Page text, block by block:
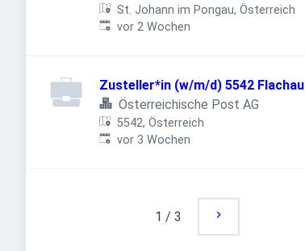
St. Johann im Pongau, Österreich
Veröffentlicht:
vor 2 Wochen
Zusteller*in (w/m/d) 5542 Flachau
Österreichische Post AG
5542, Österreich
Veröffentlicht:
vor 3 Wochen
1 / 3